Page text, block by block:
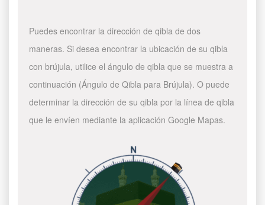
Puedes encontrar la dirección de qibla de dos
maneras. Si desea encontrar la ubicación de su qibla
con brújula, utilice el ángulo de qibla que se muestra a
continuación (Ángulo de Qibla para Brújula). O puede
determinar la dirección de su qibla por la línea de qibla
que le envíen mediante la aplicación Google Mapas.